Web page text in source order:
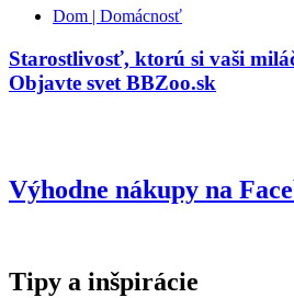
Dom | Domácnosť
Starostlivosť, ktorú si vaši
Objavte svet BBZoo.sk
Výhodne nákupy na
Tipy a inšpirácie